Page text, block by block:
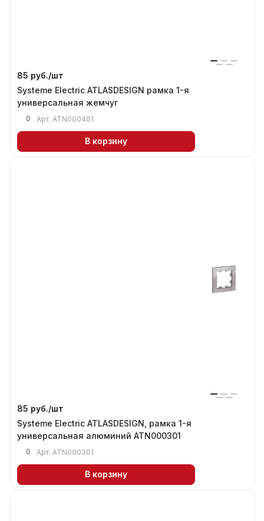
85 руб./шт
Systeme Electric ATLASDESIGN рамка 1-я
универсальная жемчуг
0 Арт. ATN000401
В корзину
85 руб./шт
Systeme Electric ATLASDESIGN, рамка 1-я
универсальная алюминий ATN000301
0 Арт. ATN000301
В корзину